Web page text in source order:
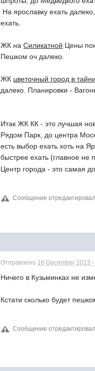
На ярославку ехать
ехать.
ЖК наСиликатной Цены
Пешком оч далеко.
ЖК цветочный город в
далеко. Планировки -
Итак ЖК КК - это лучшая
Рядом Парк, до центра
есть выбор ехать хоть на
быстрее ехать (главное не
Центр города - это самая
Сообщение
Отправлено 16 December 2013 -
Ничего в Кузьминках не
Кстати сколько будет
Сообщение